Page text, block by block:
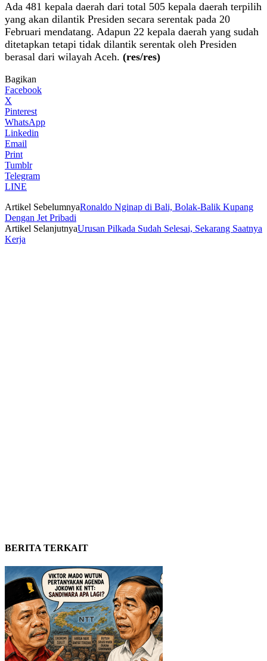
Ada 481 kepala daerah dari total 505 kepala daerah terpilih
yang akan dilantik Presiden secara serentak pada 20
Februari mendatang. Adapun 22 kepala daerah yang sudah
ditetapkan tetapi tidak dilantik serentak oleh Presiden
berasal dari wilayah Aceh. (res/res)
Bagikan
Facebook
X
Pinterest
WhatsApp
Linkedin
Email
Print
Tumblr
Telegram
LINE
Artikel SebelumnyaRonaldo Nginap di Bali, Bolak-Balik Kupang
Dengan Jet Pribadi
Artikel SelanjutnyaUrusan Pilkada Sudah Selesai, Sekarang Saatnya
Kerja
BERITA TERKAIT